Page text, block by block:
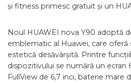
și fitness primesc gratuit și un
Noul HUAWEI nova Y90 adoptă
emblematic al Huawei, care oferă
estetică desăvârșită. Printre
dispozitivului se numără un ecran
FullView de 6,7 inci, baterie mare